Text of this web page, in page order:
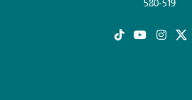
519-580